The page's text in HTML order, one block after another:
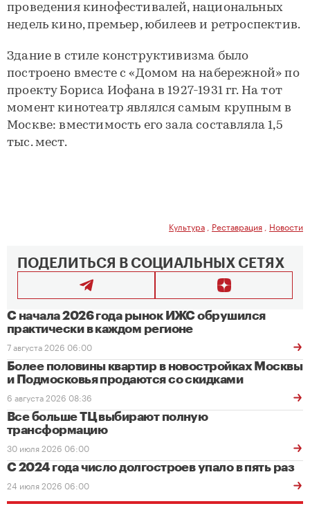
проведения кинофестивалей, национальных
недель кино, премьер, юбилеев и ретроспектив.
Здание в стиле конструктивизма было
построено вместе с «Домом на набережной» по
проекту Бориса Иофана в 1927-1931 гг. На тот
момент кинотеатр являлся самым крупным в
Москве: вместимость его зала составляла 1,5
тыс. мест.
Культура Реставрация Новости
ПОДЕЛИТЬСЯ В СОЦИАЛЬНЫХ СЕТЯХ
С начала 2026 года рынок ИЖС обрушился
практически в каждом регионе
7 августа 2026 06:00
Более половины квартир в новостройках Москвы
и Подмосковья продаются со скидками
6 августа 2026 08:36
Все больше ТЦ выбирают полную
трансформацию
30 июля 2026 06:00
С 2024 года число долгостроев упало в пять раз
24 июля 2026 06:00